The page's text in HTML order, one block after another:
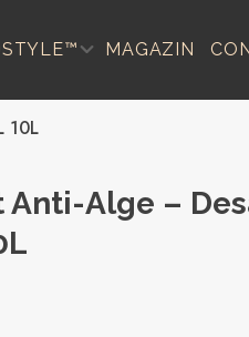
MAGAZIN
10L
Anti-Alge –